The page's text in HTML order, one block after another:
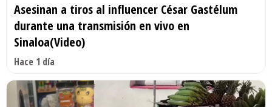
Asesinan a tiros al influencer César Gastélum
durante una transmisión en vivo en
Sinaloa(Video)
Hace 1 día